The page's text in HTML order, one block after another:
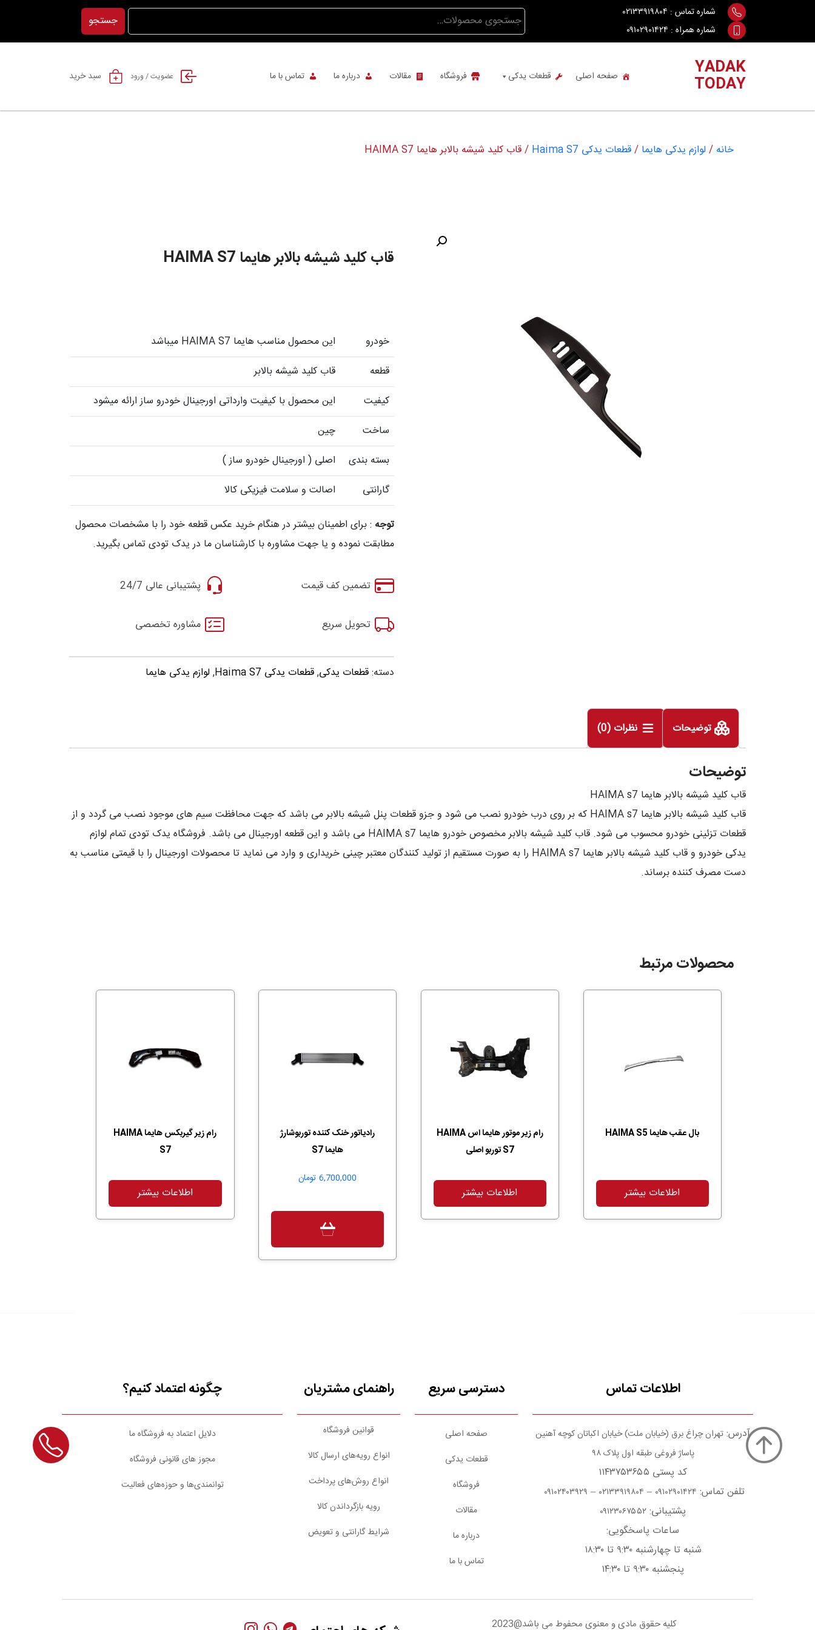
content
شماره تماس : ۰۲۱۳۳۹۱۹۸۰۴
شماره همراه : ۰۹۱۰۲۹۰۱۴۲۴
جستجو
برای:
جستجو
YADAK
TODAY صفحه اصلی قطعات یدکی فروشگاه مقالات درباره ما تماس با ما عضویت / ورود سبد خرید
خانه / لوازم یدکی هایما /قطعات یدکی Haima S7 / قاب کلید شیشه بالابر هایما HAIMA S7
قاب کلید شیشه بالابر هایما HAIMA S7
خودرو
این محصول مناسب هایما HAIMA S7 میباشد
قطعه
قاب کلید شیشه بالابر
کیفیت
این محصول با کیفیت وارداتی اورجینال خودرو ساز ارائه میشود
ساخت
چین
بسته بندی
اصلی ( اورجینال خودرو ساز )
گارانتی
اصالت و سلامت فیزیکی کالا
توجه : برای اطمینان بیشتر در هنگام خرید عکس قطعه خود را با مشخصات محصول
مطابقت نموده و یا جهت مشاوره با کارشناسان ما در یدک تودی تماس بگیرید.
تضمین کف قیمت پشتیبانی عالی 24/7
تحویل سریع مشاوره تخصصی
دسته:قطعات یدکی,قطعات یدکی Haima S7 ,لوازم یدکی هایما
توضیحات نظرات (0)
توضیحات
قاب کلید شیشه بالابر هایما HAIMA s7
قاب کلید شیشه بالابر هایما HAIMA s7 که بر روی درب خودرو نصب می شود و جزو قطعات پنل شیشه بالابر می باشد که جهت محافظت سیم های موجود نصب می گردد و از
قطعات تزئینی خودرو محسوب می شود. قاب کلید شیشه بالابر مخصوص خودرو هایما HAIMA s7 می باشد و این قطعه اورجینال می باشد. فروشگاه یدک تودی تمام لوازم
یدکی خودرو و قاب کلید شیشه بالابر هایما HAIMA s7 را به صورت مستقیم از تولید کنندگان معتبر چینی خریداری و وارد می نماید تا محصولات اورجینال را با قیمتی مناسب به
دست مصرف کننده برساند.
محصولات مرتبط
بال عقب هایما HAIMA S5
اطلاعات بیشتر
رام زیر موتور هایما اس HAIMA
S7 توربو اصلی
اطلاعات بیشتر
رادیاتور خنک کننده توربوشارژ
هایما S7
6,700,000 تومان
رام زیر گیربکس هایما HAIMA
S7
اطلاعات بیشتر
اطلاعات تماس
آدرس: تهران چراغ برق (خیابان ملت) خیابان اکباتان کوچه آهنین
پاساژ فروغی طبقه اول پلاک ۹۸
کد پستی ۱۱۴۳۷۵۳۶۵۵
تلفن تماس: ۰۹۱۰۲۹۰۱۴۲۴ – ۰۲۱۳۳۹۱۹۸۰۴ – ۰۹۱۰۲۴۰۳۹۲۹
پشتیبانی: ۰۹۱۲۳۰۶۷۵۵۲
ساعات پاسخگویی:
شنبه تا چهارشنبه ۹:۳۰ تا ۱۸:۳۰
پنجشنبه ۹:۳۰ تا ۱۴:۳۰
دسترسی سریع
صفحه اصلی
قطعات یدکی
فروشگاه
مقالات
درباره ما
تماس با ما
راهنمای مشتریان
قوانین فروشگاه
انواع رویه‌های ارسال کالا
انواع روش‌های پرداخت
رویه بازگرداندن کالا
شرایط گارانتی و تعویض
چگونه اعتماد کنیم؟
دلایل اعتماد به فروشگاه ما
مجوز های قانونی فروشگاه
توانمندی‌ها و حوزه‌های فعالیت
کلیه حقوق مادی و معنوی محفوط می باشد@2023